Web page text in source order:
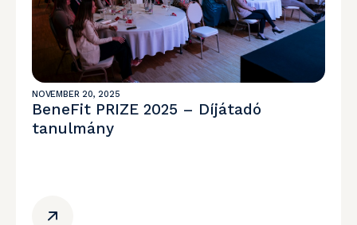
NOVEMBER 20, 2025
BeneFit PRIZE 2025 – Díjátadó
tanulmány